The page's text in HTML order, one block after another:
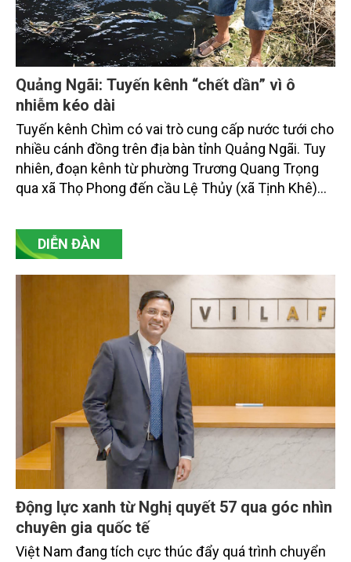
Quảng Ngãi: Tuyến kênh “chết dần” vì ô
nhiễm kéo dài
Tuyến kênh Chìm có vai trò cung cấp nước tưới cho
nhiều cánh đồng trên địa bàn tỉnh Quảng Ngãi. Tuy
nhiên, đoạn kênh từ phường Trương Quang Trọng
qua xã Thọ Phong đến cầu Lệ Thủy (xã Tịnh Khê)
hôi thối kéo dài nhiều km.
DIỄN ĐÀN
Động lực xanh từ Nghị quyết 57 qua góc nhìn
chuyên gia quốc tế
Việt Nam đang tích cực thúc đẩy quá trình chuyển